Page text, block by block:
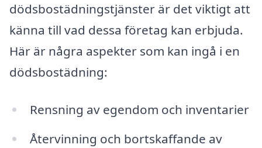
dödsbostädningstjänster är det viktigt att
känna till vad dessa företag kan erbjuda.
Här är några aspekter som kan ingå i en
dödsbostädning:
Rensning av egendom och inventarier
Återvinning och bortskaffande av